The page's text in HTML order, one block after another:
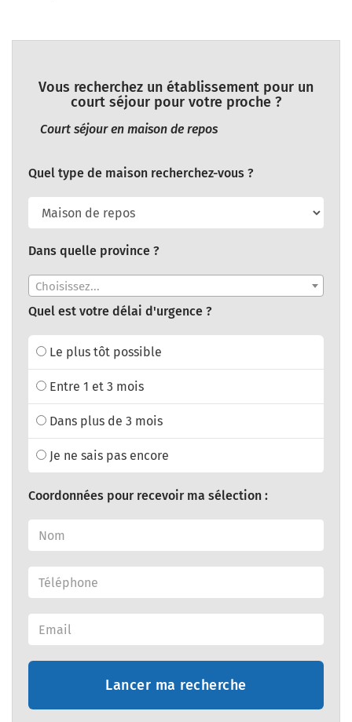
Vous recherchez un établissement pour un
court séjour pour votre proche ?
Court séjour en maison de repos
Quel type de maison recherchez-vous ?
Dans quelle province ?
Choisissez...
Quel est votre délai d'urgence ?
Le plus tôt possible
Entre 1 et 3 mois
Dans plus de 3 mois
Je ne sais pas encore
Coordonnées pour recevoir ma sélection :
Lancer ma recherche